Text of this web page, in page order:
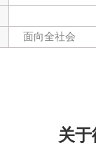
面向全社会
关